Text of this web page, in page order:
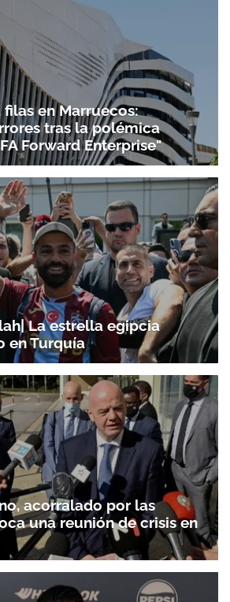
filas en Marruecos:
tras la polémica
Forward Enterprise"
La estrella egipcia
en Turquía
acorralado por las
una reunión de crisis en